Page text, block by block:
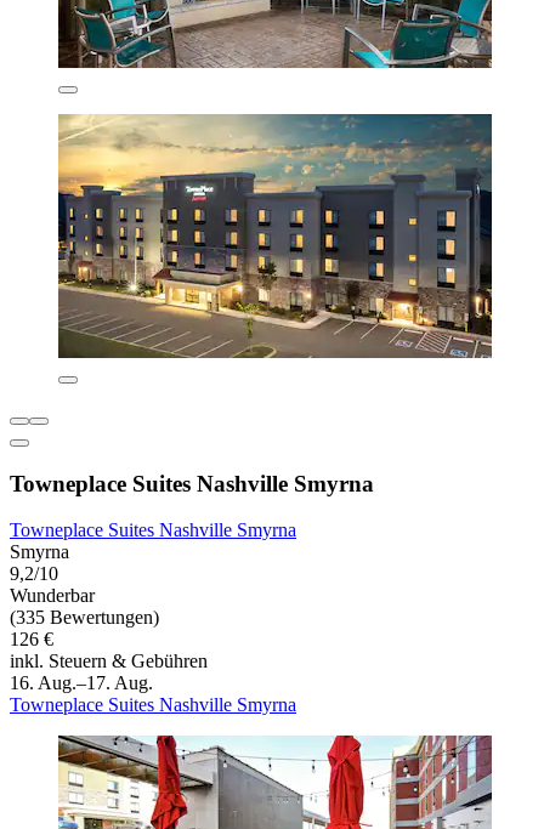
Towneplace Suites Nashville Smyrna
Towneplace Suites Nashville Smyrna
Smyrna
9,2/10
Wunderbar
(335 Bewertungen)
126 €
inkl. Steuern & Gebühren
16. Aug.–17. Aug.
Towneplace Suites Nashville Smyrna